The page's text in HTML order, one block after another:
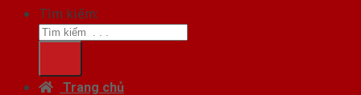
Tìm kiếm:
Trang chủ